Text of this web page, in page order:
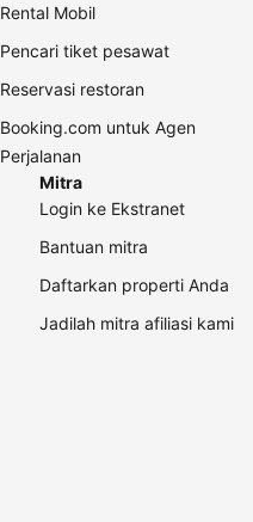
Rental Mobil
Pencari tiket pesawat
Reservasi restoran
Booking.com untuk Agen
Perjalanan
Mitra
Login ke Ekstranet
Bantuan mitra
Daftarkan properti Anda
Jadilah mitra afiliasi kami